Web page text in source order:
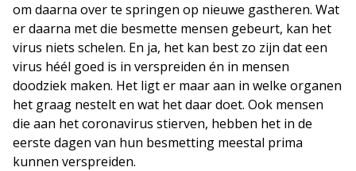
om daarna over te springen op nieuwe gastheren. Wat
er daarna met die besmette mensen gebeurt, kan het
virus niets schelen. En ja, het kan best zo zijn dat een
virus héél goed is in verspreiden én in mensen
doodziek maken. Het ligt er maar aan in welke organen
het graag nestelt en wat het daar doet. Ook mensen
die aan het coronavirus stierven, hebben het in de
eerste dagen van hun besmetting meestal prima
kunnen verspreiden.